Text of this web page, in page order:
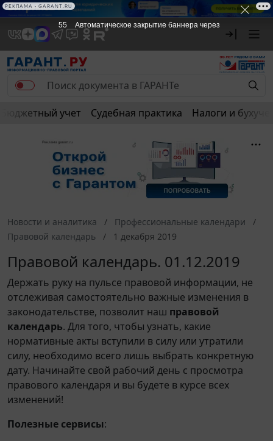
Бюджетный учет Судебная практика Налоги и
Новости и аналитика
Профессиональные календари
Правовой календарь
1 декабря 2019
Правовой календарь. 01.12.2019
Держать руку на пульсе правовой информации, не
отслеживая самостоятельно важные изменения в
законодательстве, позволит наш правовой
календарь. Для того, чтобы узнать, какие
нормативные акты вступили в силу или утратили
силу, необходимо всего лишь выбрать конкретную
дату. Начинайте свой рабочий день с просмотра
правового календаря и вы будете в курсе всех
изменений!
Полезные сервисы:
55 Автоматическое закрытие баннера через
РЕКЛАМА • GARANT.RU